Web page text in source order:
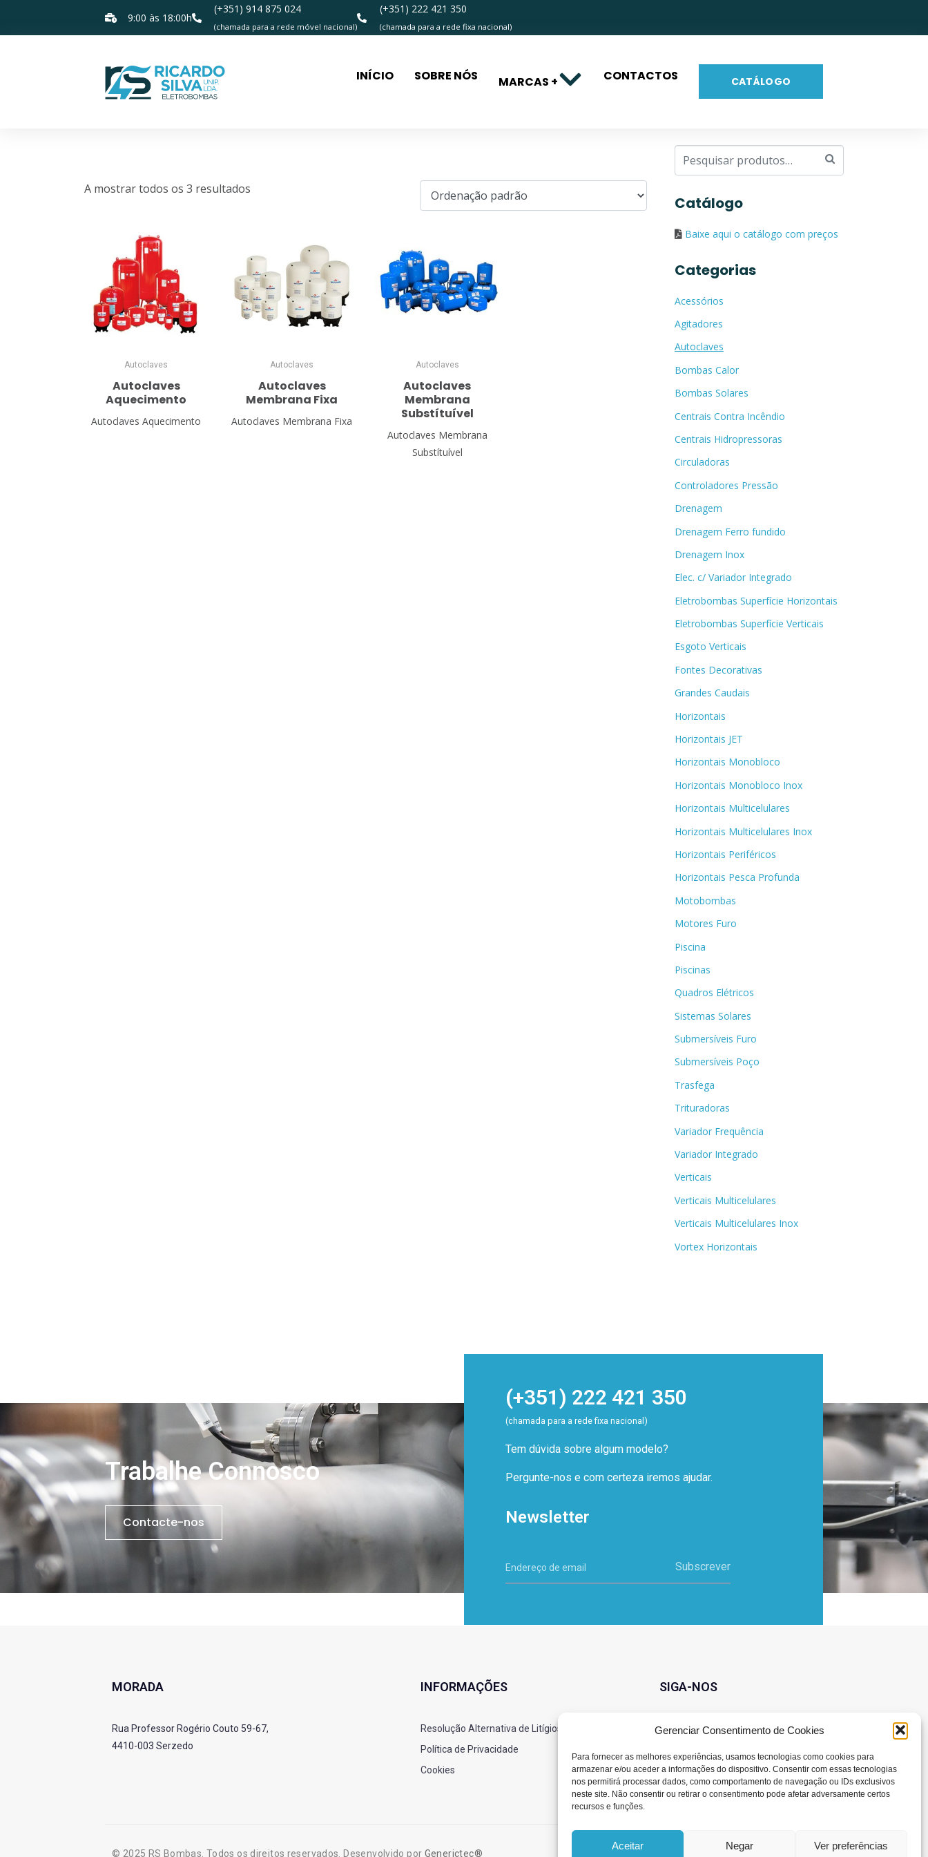
Gerenciar Consentimento de Cookies
Para fornecer as melhores experiências, usamos tecnologias como cookies para
armazenar e/ou aceder a informações do dispositivo. Consentir com essas tecnologias
nos permitirá processar dados, como comportamento de navegação ou IDs exclusivos
neste site. Não consentir ou retirar o consentimento pode afetar adversamente certos
recursos e funções.
Aceitar Negar Ver preferências
9:00 às 18:00h
(+351) 914 875 024
(chamada para a rede móvel nacional)
(+351) 222 421 350
(chamada para a rede fixa nacional)
INÍCIO SOBRE NÓS MARCAS + CONTACTOS CATÁLOGO
A mostrar todos os 3 resultados
Autoclaves
Autoclaves
Aquecimento
Autoclaves Aquecimento
Autoclaves
Autoclaves
Membrana Fixa
Autoclaves Membrana Fixa
Autoclaves
Autoclaves
Membrana
Substítuível
Autoclaves Membrana
Substítuível
Catálogo
Baixe aqui o catálogo com preços
Categorias
Acessórios
Agitadores
Autoclaves
Bombas Calor
Bombas Solares
Centrais Contra Incêndio
Centrais Hidropressoras
Circuladoras
Controladores Pressão
Drenagem
Drenagem Ferro fundido
Drenagem Inox
Elec. c/ Variador Integrado
Eletrobombas Superfície Horizontais
Eletrobombas Superfície Verticais
Esgoto Verticais
Fontes Decorativas
Grandes Caudais
Horizontais
Horizontais JET
Horizontais Monobloco
Horizontais Monobloco Inox
Horizontais Multicelulares
Horizontais Multicelulares Inox
Horizontais Periféricos
Horizontais Pesca Profunda
Motobombas
Motores Furo
Piscina
Piscinas
Quadros Elétricos
Sistemas Solares
Submersíveis Furo
Submersíveis Poço
Trasfega
Trituradoras
Variador Frequência
Variador Integrado
Verticais
Verticais Multicelulares
Verticais Multicelulares Inox
Vortex Horizontais
Trabalhe Connosco
Contacte-nos
(+351) 222 421 350
(chamada para a rede fixa nacional)
Tem dúvida sobre algum modelo?
Pergunte-nos e com certeza iremos ajudar.
Newsletter
Subscrever
MORADA
Rua Professor Rogério Couto 59-67,
4410-003 Serzedo
INFORMAÇÕES
Resolução Alternativa de Litígios
Política de Privacidade
Cookies
SIGA-NOS
© 2025 RS Bombas. Todos os direitos reservados. Desenvolvido por Generictec®